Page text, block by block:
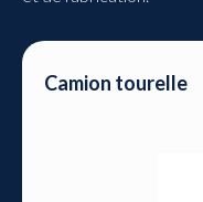
Camion tourelle